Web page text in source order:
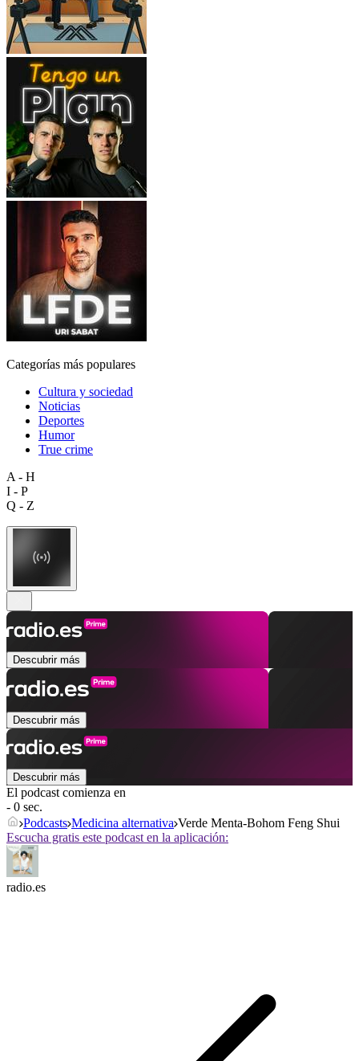
Categorías más populares
Cultura y sociedad
Noticias
Deportes
Humor
True crime
A - H
I - P
Q - Z
Descubrir más
Descubrir más
Descubrir más
El podcast comienza en
- 0 sec.
Podcasts Medicina alternativa Verde Menta-Bohom Feng Shui
Escucha gratis este podcast en la aplicación:
radio.es